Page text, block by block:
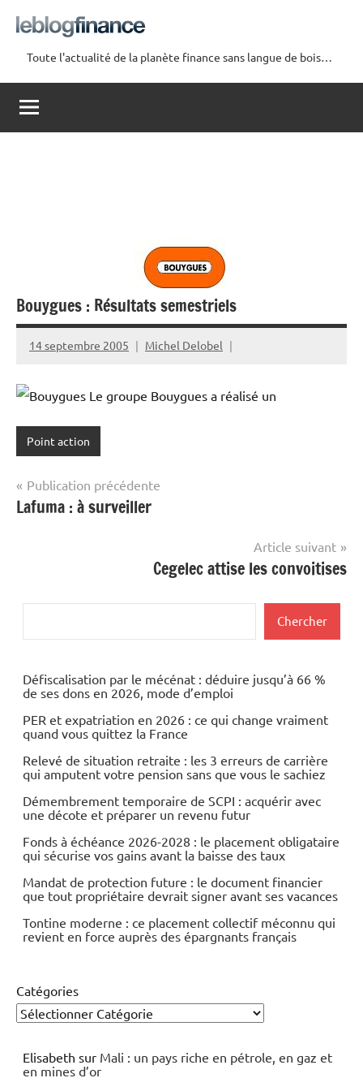
contenu
Le
Blog
Finance
Toute l'actualité de la planète finance sans langue de bois…
Bouygues : Résultats semestriels
14 septembre 2005 Michel Delobel
Le groupe Bouygues a réalisé un
Point action
Navigation
de
Publication précédente
Lafuma : à surveiller
Article suivant
Cegelec attise les convoitises
Chercher
Défiscalisation par le mécénat : déduire jusqu’à 66 %
de ses dons en 2026, mode d’emploi
PER et expatriation en 2026 : ce qui change vraiment
quand vous quittez la France
Relevé de situation retraite : les 3 erreurs de carrière
qui amputent votre pension sans que vous le sachiez
Démembrement temporaire de SCPI : acquérir avec
une décote et préparer un revenu futur
Fonds à échéance 2026-2028 : le placement obligataire
qui sécurise vos gains avant la baisse des taux
Mandat de protection future : le document financier
que tout propriétaire devrait signer avant ses vacances
Tontine moderne : ce placement collectif méconnu qui
revient en force auprès des épargnants français
Catégories
Elisabeth sur Mali : un pays riche en pétrole, en gaz et
en mines d’or